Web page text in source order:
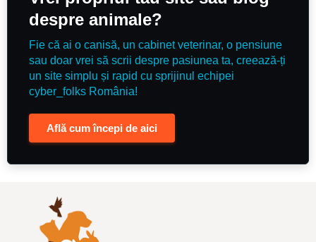
despre animale?
Fie că ai o canisă, un cabinet veterinar, o pensiune
sau doar vrei să scrii despre pasiunea ta, creează-ți
un site simplu și rapid cu sprijinul echipei
cyber_folks România!
Află cum începi de aici